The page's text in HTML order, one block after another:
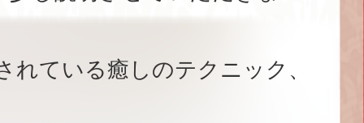
ている癒しのテクニック、